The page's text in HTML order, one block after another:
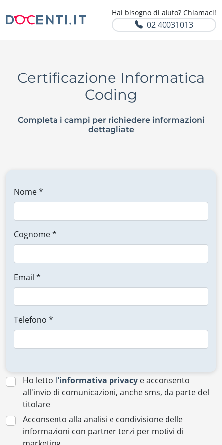
Hai bisogno di aiuto? Chiamaci!
02 40031013
Certificazione Informatica
Coding
Completa i campi per richiedere informazioni
dettagliate
Nome *
Cognome *
Email *
Telefono *
Ho letto l'informativa privacy e acconsento
all'invio di comunicazioni, anche sms, da parte del
titolare
Acconsento alla analisi e condivisione delle
informazioni con partner terzi per motivi di